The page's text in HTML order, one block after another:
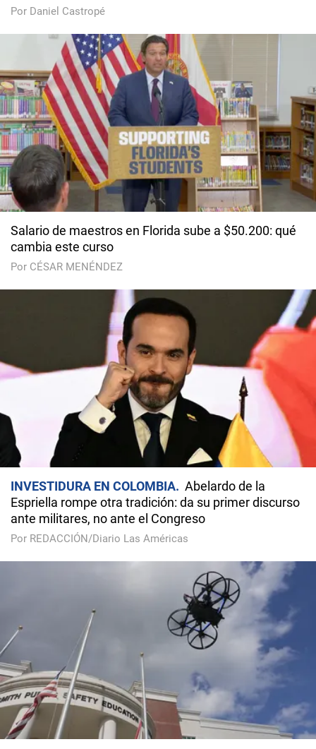
Por Daniel Castropé
Salario de maestros en Florida sube a $50.200: qué
cambia este curso
Por CÉSAR MENÉNDEZ
INVESTIDURA EN COLOMBIA
Abelardo de la
Espriella rompe otra tradición: da su primer discurso
ante militares, no ante el Congreso
Por REDACCIÓN/Diario Las Américas